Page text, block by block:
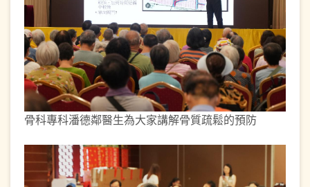
骨科專科潘德鄰醫生為大家講解骨質疏鬆的預防